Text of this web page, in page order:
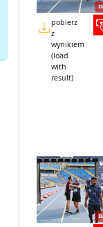
pobierz
z
wynikiem
(load
with
result)